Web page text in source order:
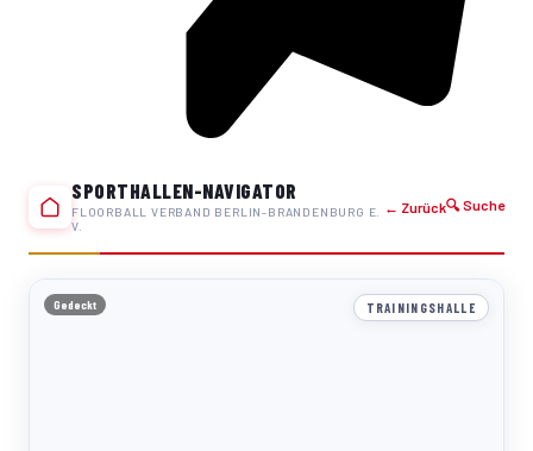
SPORTHALLEN-NAVIGATOR
FLOORBALL VERBAND BERLIN-BRANDENBURG E.
V.
← Zurück🔍 Suche
TRAININGSHALLE
Gedeckt